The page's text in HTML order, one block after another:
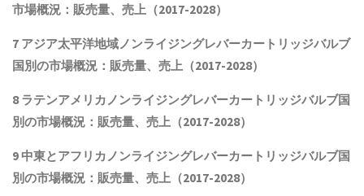
市場概況：販売量、売上（2017-2028）
7 アジア太平洋地域ノンライジングレバーカートリッジバルブ
国別の市場概況：販売量、売上（2017-2028）
8 ラテンアメリカノンライジングレバーカートリッジバルブ国
別の市場概況：販売量、売上（2017-2028）
9 中東とアフリカノンライジングレバーカートリッジバルブ国
別の市場概況：販売量、売上（2017-2028）